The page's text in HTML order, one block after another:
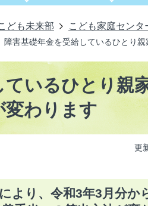
ども未来部 こども家庭センタ
障害基礎年金を受給しているひとり
いるひとり親
変わります
更
より、令和3年3月分か